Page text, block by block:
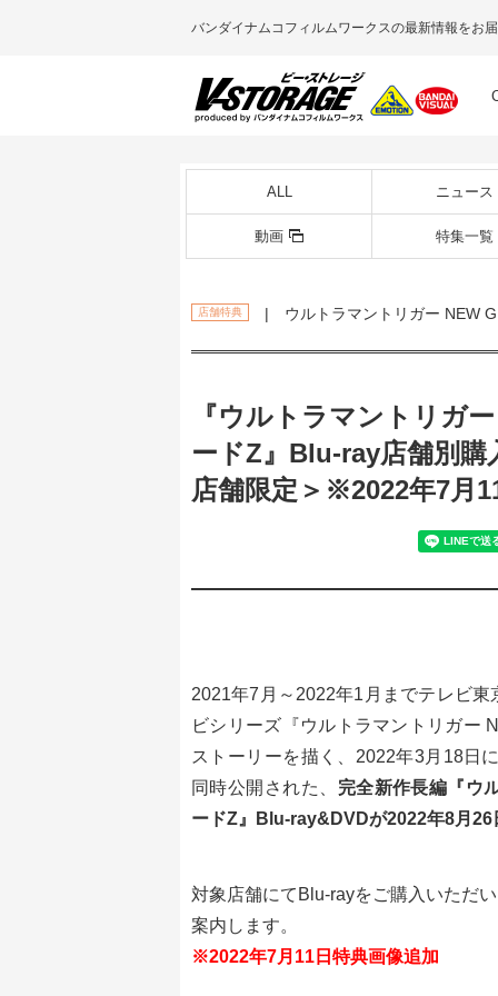
バンダイナムコフィルムワークスの最新情報をお
ALL ニュース
動画 特集一覧
店舗特典 | ウルトラマントリガー NEW
『ウルトラマントリガ
ードZ』Blu-ray店舗別購
店舗限定＞※2022年7月
2021年7月～2022年1月までテレビ
ビシリーズ『ウルトラマントリガー
ストーリーを描く、2022年3月18日
同時公開された、 完全新作長編『ウ
ードZ』Blu-ray&DVDが2022年8月26
対象店舗にてBlu-rayをご購入いただ
案内します。
※2022年7月11日特典画像追加